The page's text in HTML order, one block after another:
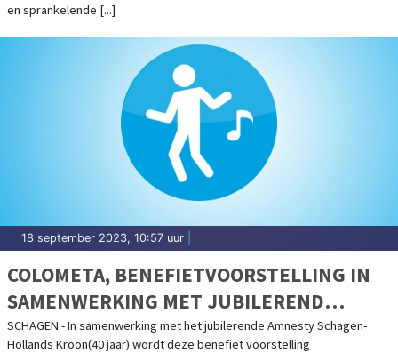
en sprankelende [...]
18 september 2023, 10:57 uur
COLOMETA, BENEFIETVOORSTELLING IN
SAMENWERKING MET JUBILEREND
AMNESTY SCHAGEN-HOLLANDS KROON IN
SCHAGEN - In samenwerking met het jubilerende Amnesty Schagen-
Hollands Kroon(40 jaar) wordt deze benefiet voorstelling